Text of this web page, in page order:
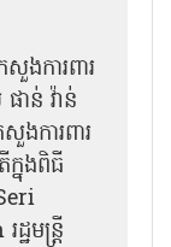
ងការពារ
ន់ វ៉ាន់
សួងការពារ
នុងពិធី
មន្ត្រី